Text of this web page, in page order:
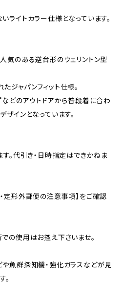
ライトカラー仕様となっています。
気のある逆台形のウェリントン型
ジャパンフィット仕様。
などのアウトドアから普段着に合わ
ザインとなっています。
。代引き・日時指定はできかねま
定形外郵便の注意事項】をご確認
の使用はお控え下さいませ。
魚群探知機・強化ガラスなどが見
。